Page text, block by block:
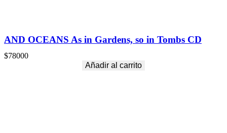
AND OCEANS As in Gardens, so in Tombs CD
$78000
Añadir al carrito